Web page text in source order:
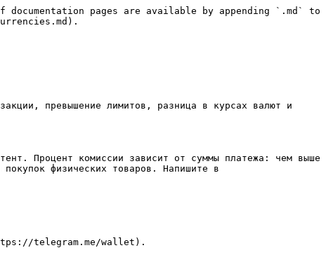
pages are available by appending `.md` to
превышение лимитов, разница в курсах валют и
Процент комиссии зависит от суммы платежа: чем выше
физических товаров. Напишите в
telegram.me/wallet).